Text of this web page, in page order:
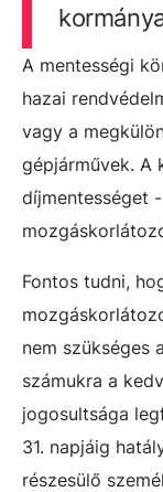
A mentességi
hazai
vagy a
gépjárművek. A
díjmentességet
Fontos tudni,
nem szükséges
számukra a
jogosultsága
31. napjáig
részesülő